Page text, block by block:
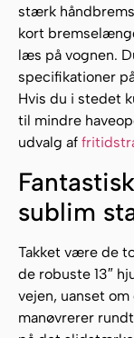
stærk
kort
læs på vognen.
specifikationer
Hvis du i stedet
til mindre
udvalg af
sublim
Takket være de
de robuste 13″
vejen, uanset
manøvrerer